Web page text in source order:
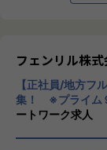
【業務の変更の
無
■ワークライフバ
・有給取得率
・平均残業時間
事
フェンリル株
【正社員/地方フ
集！ ※プライム
ートワーク求人